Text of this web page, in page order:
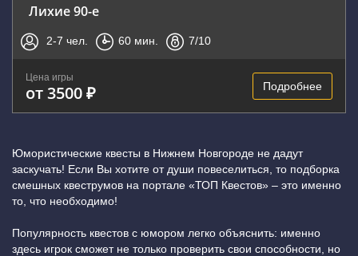
Лихие 90-е
2-7 чел. 60 мин. 7/10
Цена игры
от 3500 ₽ Подробнее
Юмористические квесты в Нижнем Новгороде не дадут
заскучать! Если Вы хотите от души повеселиться, то подборка
смешных квеструмов на портале «ТОП Квестов» – это именно
то, что необходимо!
Популярность квестов с юмором легко объяснить: именно
здесь игрок сможет не только проверить свои способности, но